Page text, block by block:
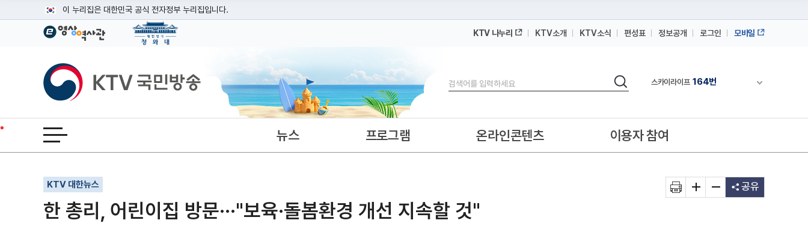
이 누리집은 대한민국 공식 전자정부 누리집입니다.
공식 누리집 주소 확인하기
이밖에 or.kr 또는 .kr등 다른 도메인 주소를 사용하고 있다면 아래 URL에서 도메인 주소를 확인해 보세요
운영중인 공식 누리집보기
KTV 나누리 KTV소개 KTV소식 편성표 정보공개 로그인 모바일
KTV국민방송
검색
검색 채널안내 펼쳐
IPTV(KT, SKB, LGU+)
IPTV(KT, SKB, LGU+)
전체메뉴 열기 뉴스 프로그램 온라인콘텐츠 이용자 참여
KTV 대한뉴스
한 총리, 어린이집 방문···"보육·돌봄환경 개선 지속할 것"
기사인쇄
글자확대
글자축소 공유